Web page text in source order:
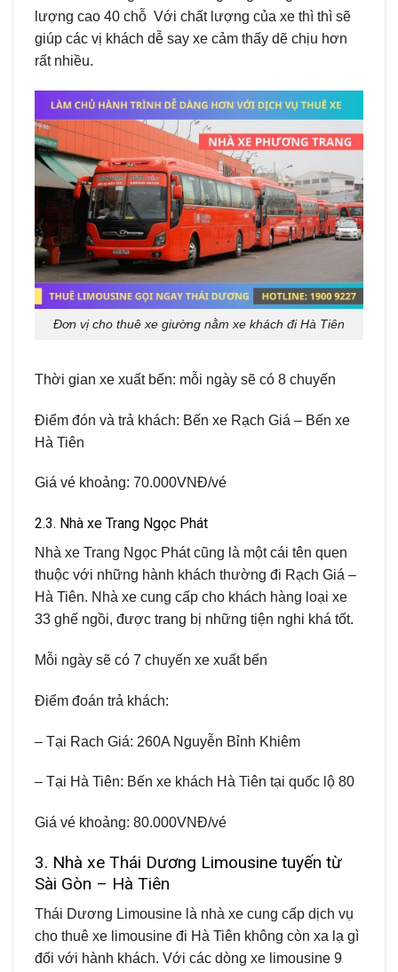
lượng cao 40 chỗ Với chất lượng của xe thì thì sẽ
giúp các vị khách dễ say xe cảm thấy dẽ chịu hơn
rất nhiều.
Đơn vị cho thuê xe giường nằm xe khách đi Hà Tiên
Thời gian xe xuất bến: mỗi ngày sẽ có 8 chuyến
Điểm đón và trả khách: Bến xe Rạch Giá – Bến xe
Hà Tiên
Giá vé khoảng: 70.000VNĐ/vé
2.3. Nhà xe Trang Ngọc Phát
Nhà xe Trang Ngọc Phát cũng là một cái tên quen
thuộc với những hành khách thường đi Rạch Giá –
Hà Tiên. Nhà xe cung cấp cho khách hàng loại xe
33 ghế ngồi, được trang bị những tiện nghi khá tốt.
Mỗi ngày sẽ có 7 chuyến xe xuất bến
Điểm đoán trả khách:
– Tại Rach Giá: 260A Nguyễn Bỉnh Khiêm
– Tại Hà Tiên: Bến xe khách Hà Tiên tại quốc lộ 80
Giá vé khoảng: 80.000VNĐ/vé
3. Nhà xe Thái Dương Limousine tuyến từ
Sài Gòn – Hà Tiên
Thái Dương Limousine là nhà xe cung cấp dịch vụ
cho thuê xe limousine đi Hà Tiên không còn xa lạ gì
đối với hành khách. Với các dòng xe limousine 9